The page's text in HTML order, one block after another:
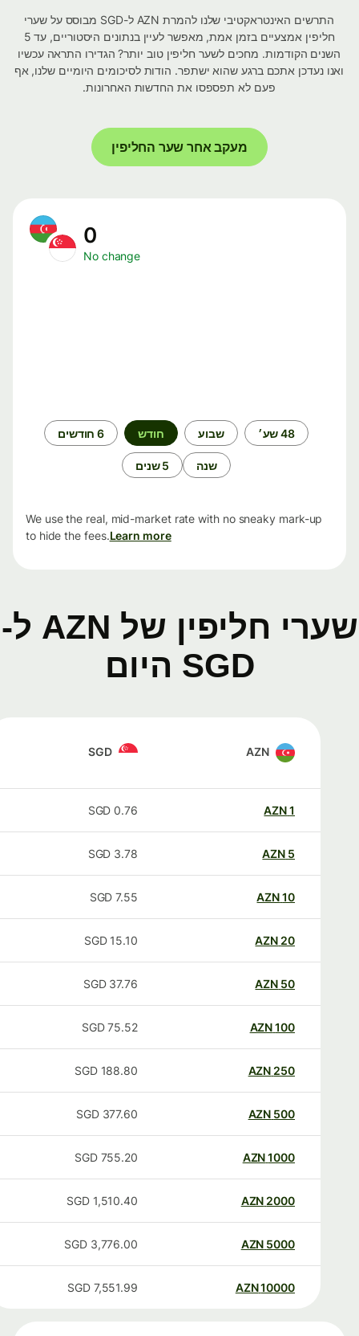
התרשים האינטראקטיבי שלנו להמרת AZN ל-SGD מבוסס על שערי
חליפין אמצעיים בזמן אמת, מאפשר לעיין בנתונים היסטוריים, עד 5
השנים הקודמות. מחכים לשער חליפין טוב יותר? הגדירו התראה עכשיו
ואנו נעדכן אתכם ברגע שהוא ישתפר. הודות לסיכומים היומיים שלנו, אף
פעם לא תפספסו את החדשות האחרונות.
מעקב אחר שער החליפין
No change
48 שע׳ שבוע חודש 6 חודשים
שנה 5 שנים
We use the real, mid-market rate with no sneaky mark-up
to hide the fees.Learn more
שערי חליפין של AZN ל-
SGD היום
AZN
SGD
AZN
0.76
SGD
AZN
3.78
SGD
AZN
7.55
SGD
20
AZN
15.10
SGD
50
AZN
37.76
SGD
100
AZN
75.52
SGD
250
AZN
188.80
SGD
500
AZN
377.60
SGD
1000
AZN
755.20
SGD
2000
AZN
1,510.40
SGD
5000
AZN
3,776.00
SGD
10000
AZN
7,551.99
SGD